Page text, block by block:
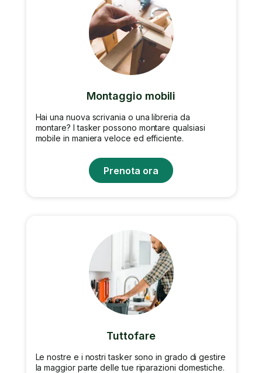
Montaggio mobili
Hai una nuova scrivania o una libreria da
montare? I tasker possono montare qualsiasi
mobile in maniera veloce ed efficiente.
Prenota ora
Tuttofare
Le nostre e i nostri tasker sono in grado di gestire
la maggior parte delle tue riparazioni domestiche.